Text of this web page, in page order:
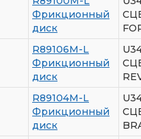
Фрикционный
диск
R89106M-L
Фрикционный
диск
R89104M-L
Фрикционный
диск